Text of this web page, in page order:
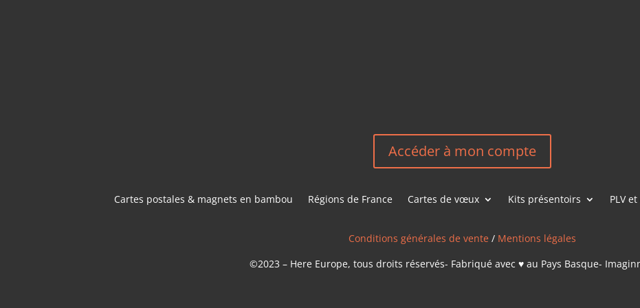
Accéder à mon compte
Cartes postales & magnets en bambou Régions de France Cartes de vœux Kits présentoirs PLV
Conditions générales de vente / Mentions légales
©2023 – Here Europe, tous droits réservés- Fabriqué avec ♥ au Pays Basque-